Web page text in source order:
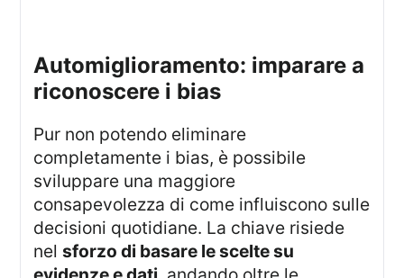
automiglioramento: imparare a
riconoscere i bias
Pur non potendo eliminare
completamente i bias, è possibile
sviluppare una maggiore
consapevolezza di come influiscono sulle
decisioni quotidiane. La chiave risiede
nelsforzo di basare le scelte su